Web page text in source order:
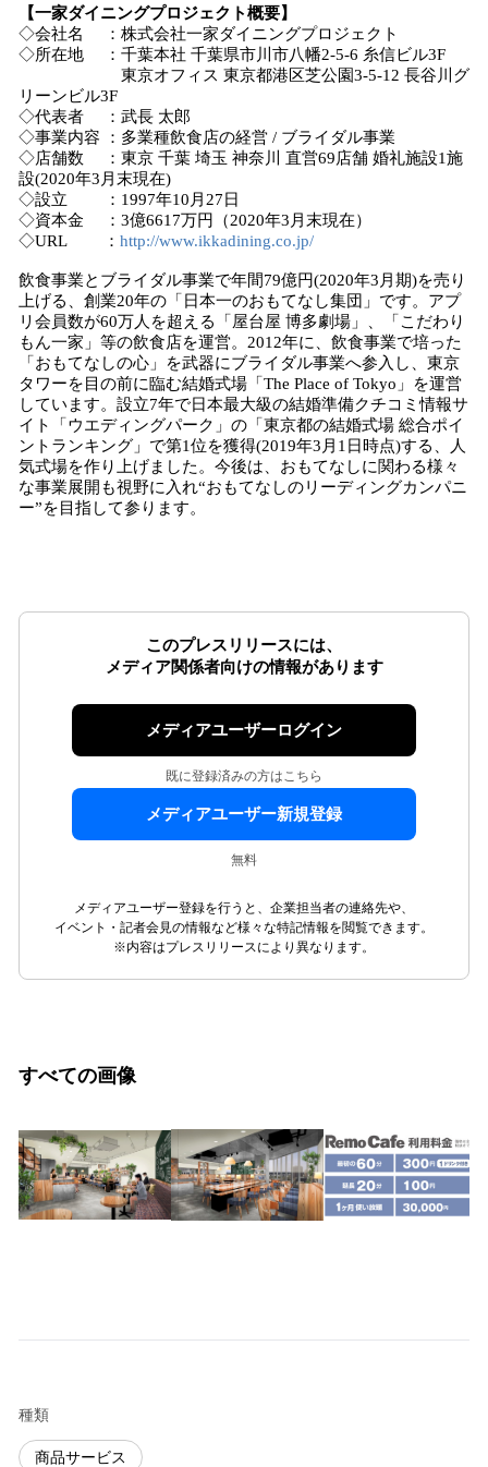
【一家ダイニングプロジェクト概要】
◇会社名 ：株式会社一家ダイニングプロジェクト
◇所在地 ：千葉本社 千葉県市川市八幡2-5-6 糸信ビル3F
東京オフィス 東京都港区芝公園3-5-12 長谷川グ
リーンビル3F
◇代表者 ：武長 太郎
◇事業内容 ：多業種飲食店の経営 / ブライダル事業
◇店舗数 ：東京 千葉 埼玉 神奈川 直営69店舗 婚礼施設1施
設(2020年3月末現在)
◇設立 ：1997年10月27日
◇資本金 ：3億6617万円（2020年3月末現在）
◇URL ： http://www.ikkadining.co.jp/
飲食事業とブライダル事業で年間79億円(2020年3月期)を売り
上げる、創業20年の「日本一のおもてなし集団」です。アプ
リ会員数が60万人を超える「屋台屋 博多劇場」、「こだわり
もん一家」等の飲食店を運営。2012年に、飲食事業で培った
「おもてなしの心」を武器にブライダル事業へ参入し、東京
タワーを目の前に臨む結婚式場「The Place of Tokyo」を運営
しています。設立7年で日本最大級の結婚準備クチコミ情報サ
イト「‎ウエディングパーク」の「東京都の結婚式場 総合ポイ
ントランキング」で第1位を獲得(2019年3月1日時点)する、人
気式場を作り上げました。今後は、おもてなしに関わる様々
な事業展開も視野に入れ“おもてなしのリーディングカンパニ
ー”を目指して参ります。
このプレスリリースには、
メディア関係者向けの情報があります
メディアユーザーログイン
既に登録済みの方はこちら
メディアユーザー新規登録
無料
メディアユーザー登録を行うと、企業担当者の連絡先や、
イベント・記者会見の情報など様々な特記情報を閲覧できます。
※内容はプレスリリースにより異なります。
すべての画像
種類
商品サービス